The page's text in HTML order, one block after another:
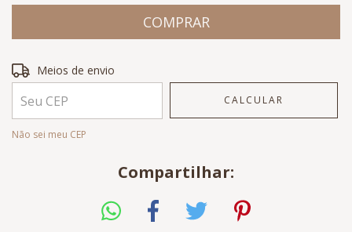
Entregas para o CEP:
Meios de envio
CALCULAR
Não sei meu CEP
Compartilhar: